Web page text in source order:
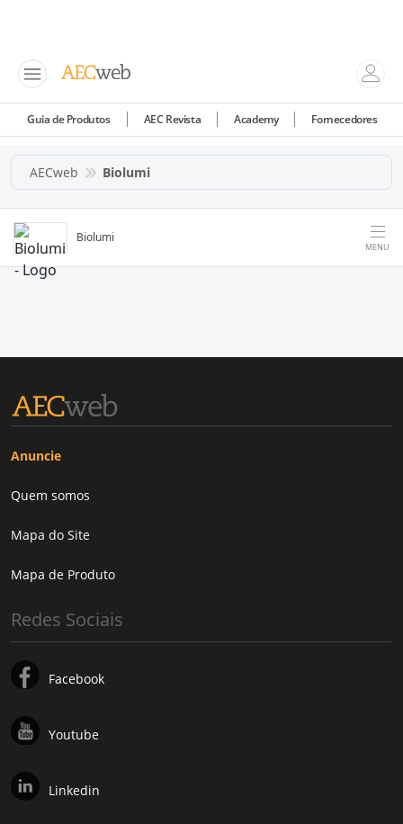
Guia de Produtos AEC Revista Academy Fornecedores
AECweb Biolumi
Biolumi
MENU
Anuncie
Quem somos
Mapa do Site
Mapa de Produto
Redes Sociais
Facebook
Youtube
Linkedin